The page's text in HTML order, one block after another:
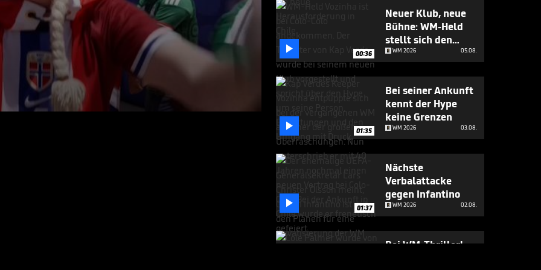
01.07.26
 00:36
Neuer Klub, neue
Bühne: WM-Held
stellt sich den
Fragen
WM 2026 05.08.
 01:35
Bei seiner Ankunft
kennt der Hype
keine Grenzen
WM 2026 03.08.
 01:37
Nächste
Verbalattacke
gegen Infantino
WM 2026 02.08.
Bei WM-Thriller!